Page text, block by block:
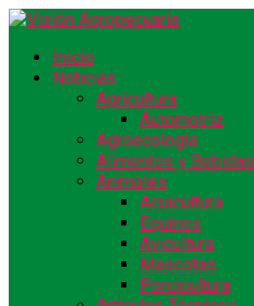
Inicio
Noticias
Agricultura
Automotriz
Agroecología
Alimentos y Bebidas
Animales
Acuicultura
Equinos
Avicultura
Mascotas
Porcicultura